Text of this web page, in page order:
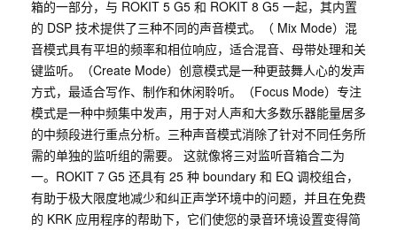
箱的一部分，与 ROKIT 5 G5 和 ROKIT 8 G5 一起，其内置
的 DSP 技术提供了三种不同的声音模式。（ Mix Mode）混
音模式具有平坦的频率和相位响应，适合混音、母带处理和关
键监听。（Create Mode）创意模式是一种更鼓舞人心的发声
方式，最适合写作、制作和休闲聆听。（Focus Mode）专注
模式是一种中频集中发声，用于对人声和大多数乐器能量居多
的中频段进行重点分析。三种声音模式消除了针对不同任务所
需的单独的监听组的需要。 这就像将三对监听音箱合二为
一。ROKIT 7 G5 还具有 25 种 boundary 和 EQ 调校组合，
有助于极大限度地减少和纠正声学环境中的问题，并且在免费
的 KRK 应用程序的帮助下，它们使您的录音环境设置变得简